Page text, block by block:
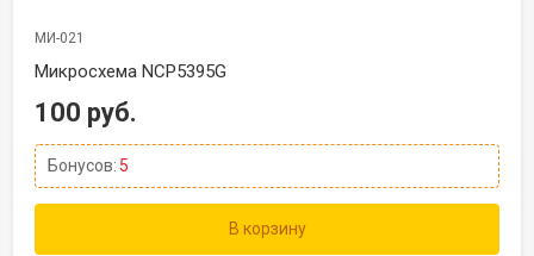
МИ-021
Микросхема NCP5395G
100 руб.
Бонусов: 5
В корзину